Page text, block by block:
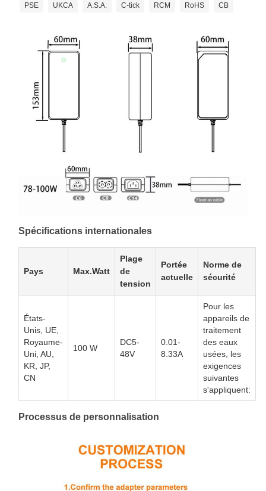
PSE
UKCA A.S.A. C-tick RCM RoHS CB
Spécifications internationales
Pays Max.Watt
Plage
de
tension
Portée
actuelle
Norme de
sécurité
États-
Unis, UE,
Royaume-
Uni, AU,
KR, JP,
CN
100 W
DC5-
48V
0.01-
8.33A
Pour les
appareils de
traitement
des eaux
usées, les
exigences
suivantes
s'appliquent:
Processus de personnalisation